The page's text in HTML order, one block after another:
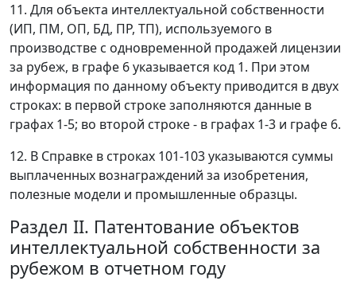
11. Для объекта интеллектуальной собственности
(ИП, ПМ, ОП, БД, ПР, ТП), используемого в
производстве с одновременной продажей лицензии
за рубеж, в графе 6 указывается код 1. При этом
информация по данному объекту приводится в двух
строках: в первой строке заполняются данные в
графах 1-5; во второй строке - в графах 1-3 и графе 6.
12. В Справке в строках 101-103 указываются суммы
выплаченных вознаграждений за изобретения,
полезные модели и промышленные образцы.
Раздел II. Патентование объектов
интеллектуальной собственности за
рубежом в отчетном году